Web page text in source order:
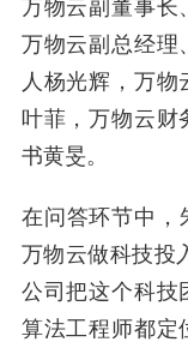
万物云副董事长
万物云副总经理
人杨光辉，万
叶菲，万物云财
书黄旻。
在问答环节中，
万物云做科技投
公司把这个科技
算法工程师都定